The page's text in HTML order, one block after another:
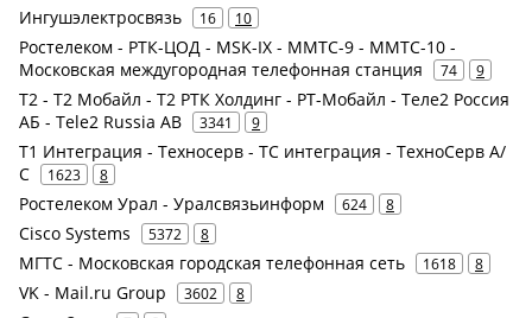
Ингушэлектросвязь 16 10
Ростелеком - РТК-ЦОД - MSK-IX - ММТС-9 - ММТС-10 -
Московская междугородная телефонная станция
74 9
Т2 - Т2 Мобайл - Т2 РТК Холдинг - РТ-Мобайл - Теле2 Россия
АБ - Tele2 Russia AB
3341 9
Т1 Интеграция - Техносерв - ТС интеграция - ТехноСерв А/
С
1623 8
Ростелеком Урал - Уралсвязьинформ 624 8
Cisco Systems 5372 8
МГТС - Московская городская телефонная сеть 1618 8
VK - Mail.ru Group 3602 8